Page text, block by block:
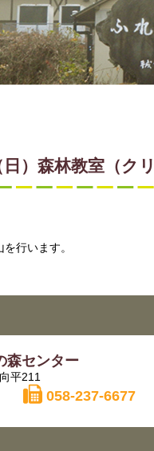
）森林教室（ク
行います。
森センター
平211
058-237-6677